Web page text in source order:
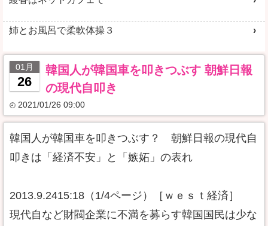
姉とお風呂で柔軟体操３
01月
26
韓国人が韓国車を叩きつぶす 朝鮮日報
の現代自叩き
2021/01/26 09:00
韓国人が韓国車を叩きつぶす？ 朝鮮日報の現代自
叩きは「経済不安」と「嫉妬」の表れ
2013.9.2415:18（1/4ページ）［ｗｅｓｔ経済］
現代自など財閥企業に不満を募らす韓国国民は少な